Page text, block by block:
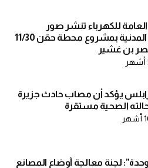
للكهرباء تنشر صور
للأعمال المدنية بمشروع محطة حقن 11/30
بن غشير
يؤكد أن مصاب حادث جزيرة
حالته الصحية مستقرة
لجنة معالجة أوضاع المصانع